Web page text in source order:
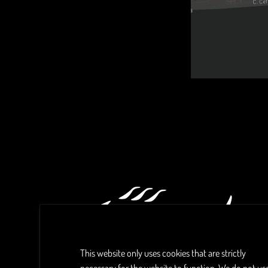
This website only uses cookies that are strictly